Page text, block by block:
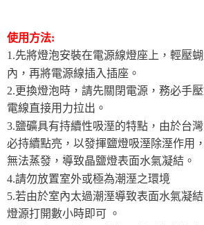
使用方法:
1.先將燈泡安裝在電源線燈座上，輕壓
內，再將電源線插入插座。
2.更換燈泡時，請先關閉電源，務必手
電線直接用力拉出。
3.鹽礦具有持續性吸溼的特點，由於台
必持續點亮，以發揮鹽燈吸溼除溼作用
無法蒸發，導致晶鹽燈表面水氣凝結。
4.請勿放置室外或極為潮溼之環境
5.若由於室內太過潮溼導致表面水氣凝
燈源打開數小時即可 。